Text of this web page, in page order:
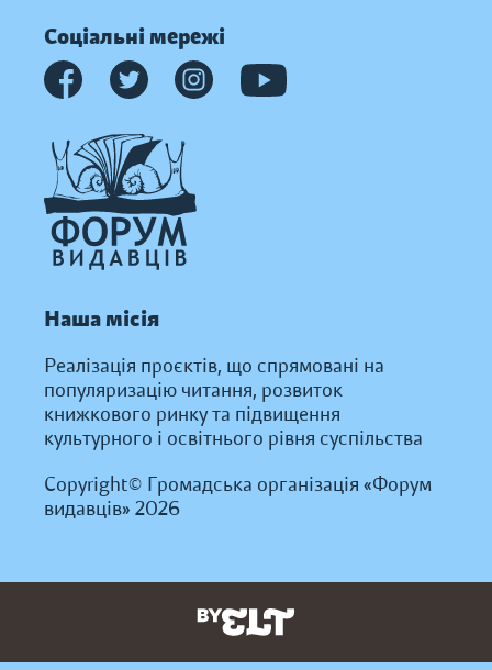
Соціальні мережі
Наша місія
Реалізація проєктів, що спрямовані на
популяризацію читання, розвиток
книжкового ринку та підвищення
культурного і освітнього рівня суспільства
Copyright© Громадська організація «Форум
видавців» 2026